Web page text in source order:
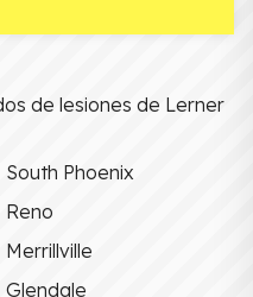
de lesiones de Lerner
South Phoenix
Reno
Merrillville
Glendale